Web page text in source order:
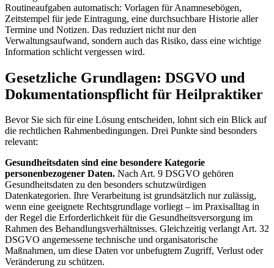
Routineaufgaben automatisch: Vorlagen für Anamnesebögen,
Zeitstempel für jede Eintragung, eine durchsuchbare Historie aller
Termine und Notizen. Das reduziert nicht nur den
Verwaltungsaufwand, sondern auch das Risiko, dass eine wichtige
Information schlicht vergessen wird.
Gesetzliche Grundlagen: DSGVO und
Dokumentationspflicht für Heilpraktiker
Bevor Sie sich für eine Lösung entscheiden, lohnt sich ein Blick auf
die rechtlichen Rahmenbedingungen. Drei Punkte sind besonders
relevant:
Gesundheitsdaten sind eine besondere Kategorie
personenbezogener Daten. Nach Art. 9 DSGVO gehören
Gesundheitsdaten zu den besonders schutzwürdigen
Datenkategorien. Ihre Verarbeitung ist grundsätzlich nur zulässig,
wenn eine geeignete Rechtsgrundlage vorliegt – im Praxisalltag in
der Regel die Erforderlichkeit für die Gesundheitsversorgung im
Rahmen des Behandlungsverhältnisses. Gleichzeitig verlangt Art. 32
DSGVO angemessene technische und organisatorische
Maßnahmen, um diese Daten vor unbefugtem Zugriff, Verlust oder
Veränderung zu schützen.